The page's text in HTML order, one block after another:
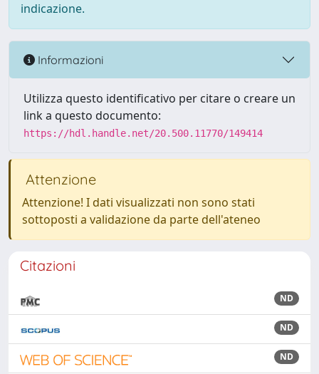
indicazione.
Informazioni
Utilizza questo identificativo per citare o creare un
link a questo documento:
https://hdl.handle.net/20.500.11770/149414
Attenzione
Attenzione! I dati visualizzati non sono stati
sottoposti a validazione da parte dell'ateneo
Citazioni
ND
ND
ND